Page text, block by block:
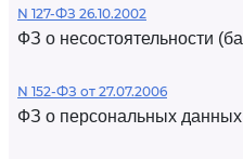
N 127-ФЗ 26.10.2002
ФЗ о несостоятельности
N 152-ФЗ от 27.07.2006
ФЗ о персональных данных